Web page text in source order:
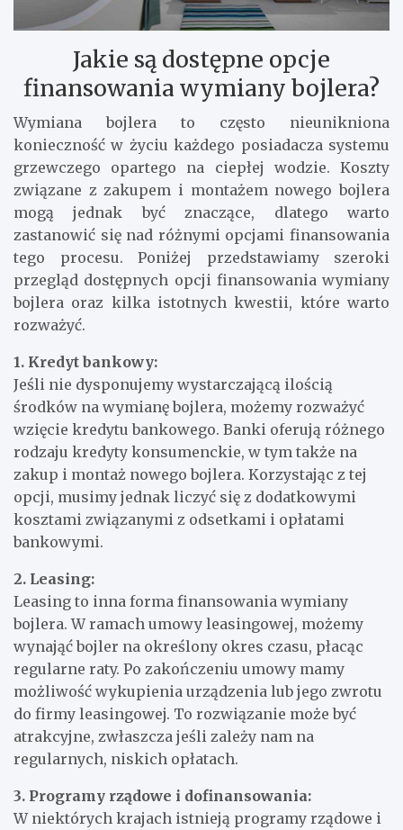
Jakie są dostępne opcje
finansowania wymiany bojlera?
Wymiana bojlera to często nieunikniona
konieczność w życiu każdego posiadacza systemu
grzewczego opartego na ciepłej wodzie. Koszty
związane z zakupem i montażem nowego bojlera
mogą jednak być znaczące, dlatego warto
zastanowić się nad różnymi opcjami finansowania
tego procesu. Poniżej przedstawiamy szeroki
przegląd dostępnych opcji finansowania wymiany
bojlera oraz kilka istotnych kwestii, które warto
rozważyć.
1. Kredyt bankowy:
Jeśli nie dysponujemy wystarczającą ilością
środków na wymianę bojlera, możemy rozważyć
wzięcie kredytu bankowego. Banki oferują różnego
rodzaju kredyty konsumenckie, w tym także na
zakup i montaż nowego bojlera. Korzystając z tej
opcji, musimy jednak liczyć się z dodatkowymi
kosztami związanymi z odsetkami i opłatami
bankowymi.
2. Leasing:
Leasing to inna forma finansowania wymiany
bojlera. W ramach umowy leasingowej, możemy
wynająć bojler na określony okres czasu, płacąc
regularne raty. Po zakończeniu umowy mamy
możliwość wykupienia urządzenia lub jego zwrotu
do firmy leasingowej. To rozwiązanie może być
atrakcyjne, zwłaszcza jeśli zależy nam na
regularnych, niskich opłatach.
3. Programy rządowe i dofinansowania:
W niektórych krajach istnieją programy rządowe i